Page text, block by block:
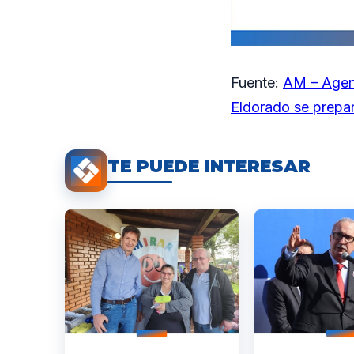
Fuente: AM –
Eldorado se
TE PUEDE INTERESAR